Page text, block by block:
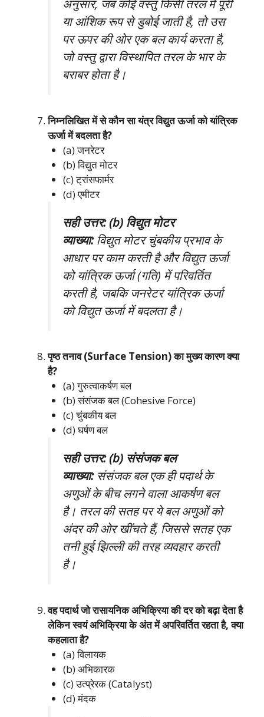
अनुसार, जब कोई वस्तु किसी तरल में पूरी
या आंशिक रूप से डुबोई जाती है, तो उस
पर ऊपर की ओर एक बल कार्य करता है,
जो वस्तु द्वारा विस्थापित तरल के भार के
बराबर होता है।
निम्नलिखित में से कौन सा यंत्र विद्युत ऊर्जा को यांत्रिक
ऊर्जा में बदलता है?
(a) जनरेटर
(b) विद्युत मोटर
(c) ट्रांसफार्मर
(d) एमीटर
सही उत्तर: (b) विद्युत मोटर
व्याख्या:विद्युत मोटर चुंबकीय प्रभाव के
आधार पर काम करती है और विद्युत ऊर्जा
को यांत्रिक ऊर्जा (गति) में परिवर्तित
करती है, जबकि जनरेटर यांत्रिक ऊर्जा
को विद्युत ऊर्जा में बदलता है।
पृष्ठ तनाव (Surface Tension) का मुख्य कारण क्या
है?
(a) गुरुत्वाकर्षण बल
(b) संसंजक बल (Cohesive Force)
(c) चुंबकीय बल
(d) घर्षण बल
सही उत्तर: (b) संसंजक बल
व्याख्या:संसंजक बल एक ही पदार्थ के
अणुओं के बीच लगने वाला आकर्षण बल
है। तरल की सतह पर ये बल अणुओं को
अंदर की ओर खींचते हैं, जिससे सतह एक
तनी हुई झिल्ली की तरह व्यवहार करती
है।
वह पदार्थ जो रासायनिक अभिक्रिया की दर को बढ़ा देता है
लेकिन स्वयं अभिक्रिया के अंत में अपरिवर्तित रहता है, क्या
कहलाता है?
(a) विलायक
(b) अभिकारक
(c) उत्प्रेरक (Catalyst)
(d) मंदक